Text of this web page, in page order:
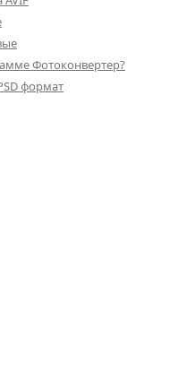
Фотоконвертер?
формат